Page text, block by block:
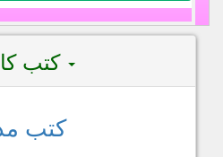
كتب
كتب